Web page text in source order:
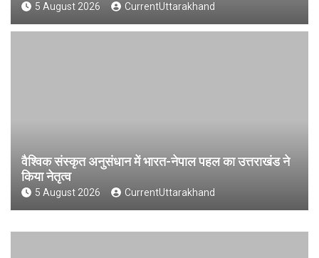
5 August 2026 CurrentUttarakhand
वैश्विक संस्कृत अनुसंधान में भारत-नेपाल पहल का उत्तराखंड ने
किया नेतृत्व
5 August 2026 CurrentUttarakhand